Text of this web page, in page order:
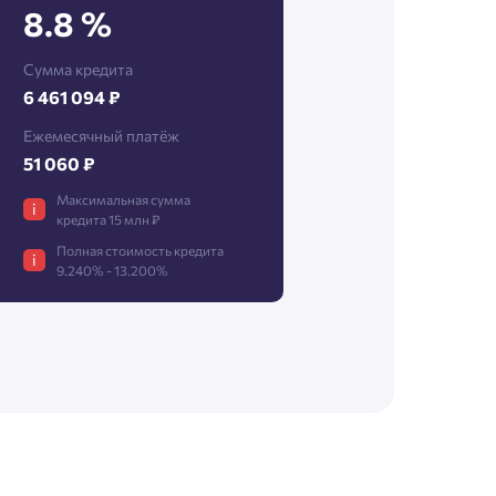
8.8 %
Сумма кредита
6 461 094 ₽
Ежемесячный платёж
51 060 ₽
i
Максимальная сумма
кредита 15 млн ₽
i
Полная стоимость кредита
9.240% - 13.200%